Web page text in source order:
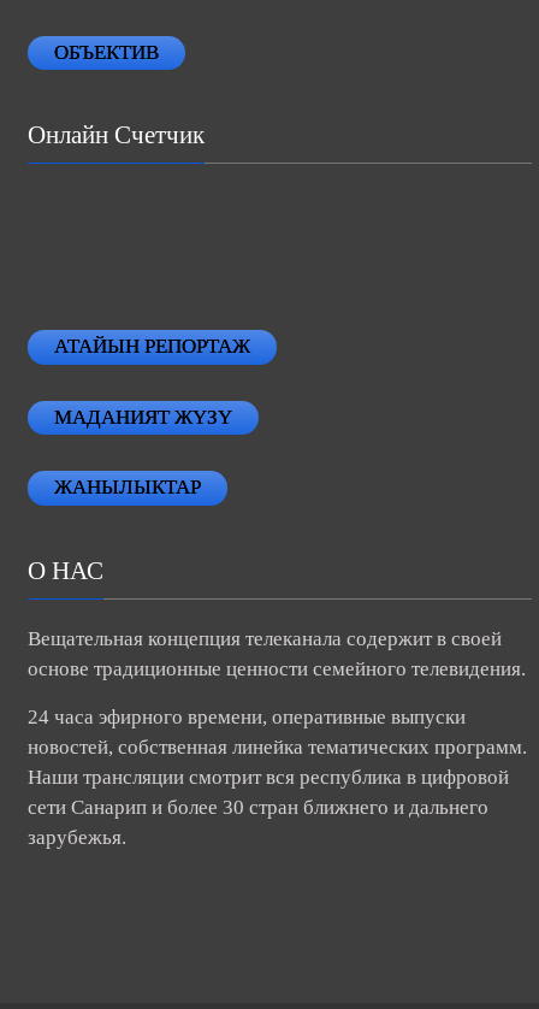
ОБЪЕКТИВ
Онлайн Счетчик
АТАЙЫН РЕПОРТАЖ
МАДАНИЯТ ЖҮЗҮ
ЖАНЫЛЫКТАР
О НАС
Вещательная концепция телеканала содержит в своей
основе традиционные ценности семейного телевидения.
24 часа эфирного времени, оперативные выпуски
новостей, собственная линейка тематических программ.
Наши трансляции смотрит вся республика в цифровой
сети Санарип и более 30 стран ближнего и дальнего
зарубежья.